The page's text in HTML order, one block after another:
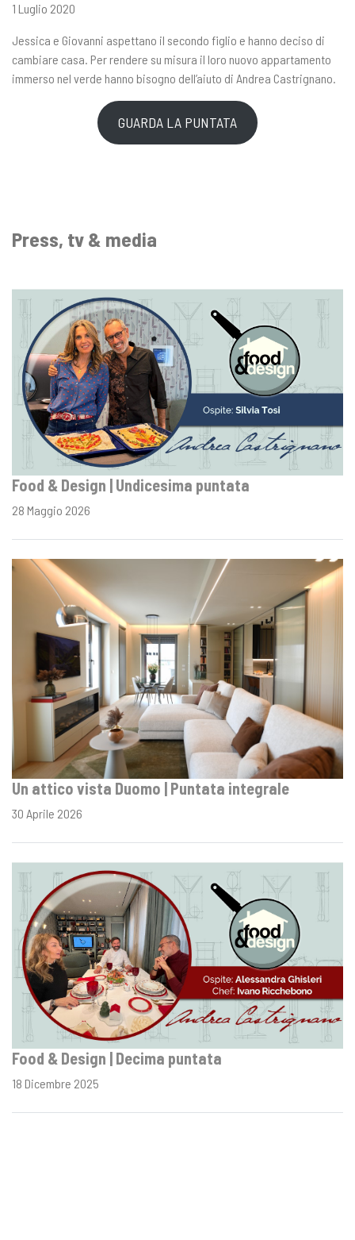
1 Luglio 2020
Jessica e Giovanni aspettano il secondo figlio e hanno deciso di
cambiare casa. Per rendere su misura il loro nuovo appartamento
immerso nel verde hanno bisogno dell’aiuto di Andrea Castrignano.
GUARDA LA PUNTATA
Press, tv & media
Food & Design | Undicesima puntata
28 Maggio 2026
Un attico vista Duomo | Puntata integrale
30 Aprile 2026
Food & Design | Decima puntata
18 Dicembre 2025